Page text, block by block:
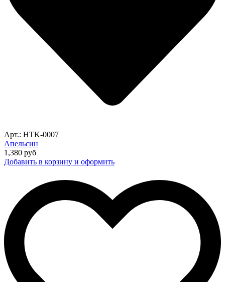
Арт.: HTK-0007
Апельсин
1,380 руб
Добавить в корзину и оформить